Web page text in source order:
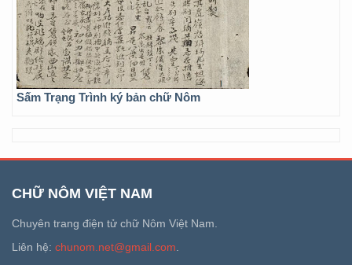
Sấm Trạng Trình ký bản chữ Nôm
CHỮ NÔM VIỆT NAM
Chuyên trang điện tử chữ Nôm Việt Nam.
Liên hệ: chunom.net@gmail.com